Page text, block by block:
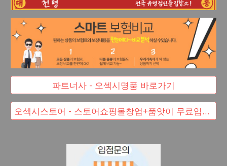
파트너사 - 오섹시명품 바로가기
오섹시스토어 - 스토어쇼핑몰창업+품앗이 무료입점 대박